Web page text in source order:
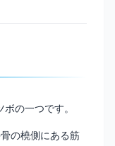
の一つです。
の橈側にある筋